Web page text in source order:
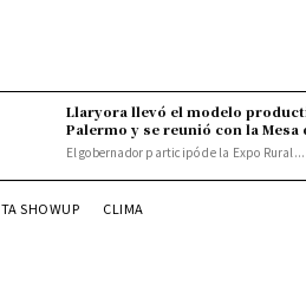
Llaryora llevó el modelo
Palermo y se reunió con la Mesa
El gobernador participó de la Expo Rural...
SHOWUP CLIMA